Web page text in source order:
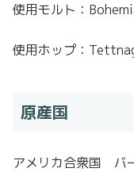
使用モルト：
使用ホップ：
原産国
アメリカ合衆国 バ